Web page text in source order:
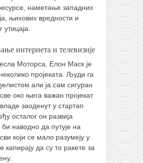
наметање западних
њихових вредности и
утицаја.
интернета и телевизије
Моторса, Елон Маск је
пројеката. Људи га
али ја сам сигуран
око њега важан пројекат
заоденут у стартап
осталог он развија
би наводно да путује на
који се мало разумеју у
капирају да су то ракете за